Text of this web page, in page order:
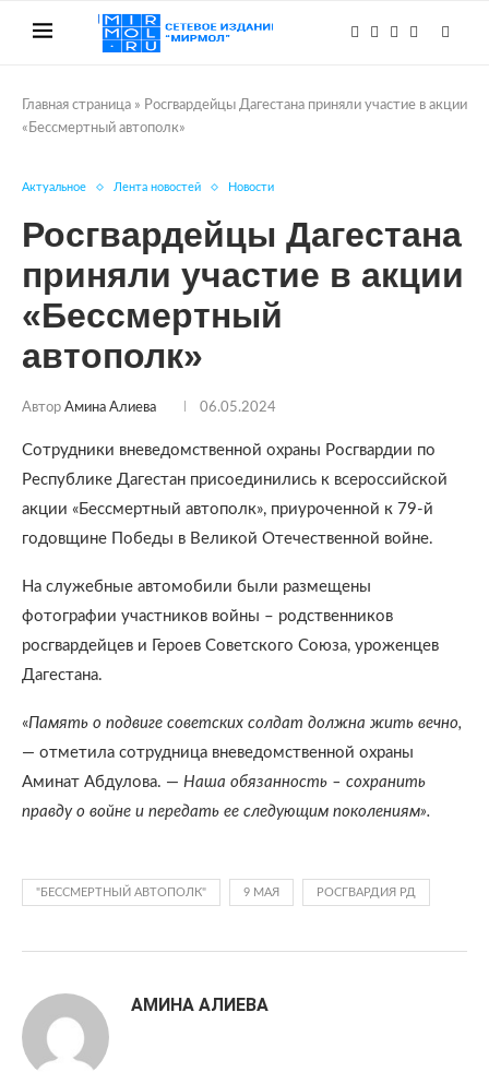
Главная страница » Росгвардейцы Дагестана приняли участие в акции
«Бессмертный автополк»
Актуальное Лента новостей Новости
Росгвардейцы Дагестана
приняли участие в акции
«Бессмертный
автополк»
Автор Амина Алиева 06.05.2024
Сотрудники вневедомственной охраны Росгвардии по
Республике Дагестан присоединились к всероссийской
акции «Бессмертный автополк», приуроченной к 79-й
годовщине Победы в Великой Отечественной войне.
На служебные автомобили были размещены
фотографии участников войны – родственников
росгвардейцев и Героев Советского Союза, уроженцев
Дагестана.
«Память о подвиге советских солдат должна жить вечно,
— отметила сотрудница вневедомственной охраны
Аминат Абдулова. — Наша обязанность – сохранить
правду о войне и передать ее следующим поколениям».
"БЕССМЕРТНЫЙ АВТОПОЛК" 9 МАЯ РОСГВАРДИЯ РД
АМИНА АЛИЕВА